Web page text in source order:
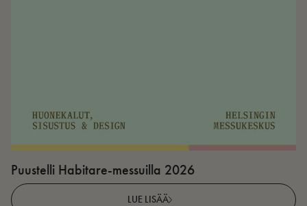
Puustelli Habitare-messuilla 2026
LUE LISÄÄ